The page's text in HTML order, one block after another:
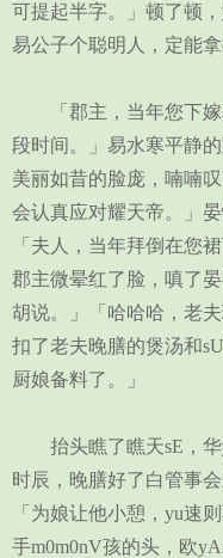
可提起半字。」顿了顿
易公子个聪明人，定能拿
「郡主，当年您下嫁
段时间。」易水寒平静
美丽如昔的脸庞，喃喃
会认真应对耀天帝。」
「夫人，当年拜倒在您
郡主微晕红了脸，嗔了
胡说。」「哈哈哈，老
扣了老夫晚膳的煲汤和
厨娘备料了。」
抬头瞧了瞧天sE，华
时辰，晚膳好了白管事
「为娘让他小憩，yu速
手m0m0nV孩的头，欧